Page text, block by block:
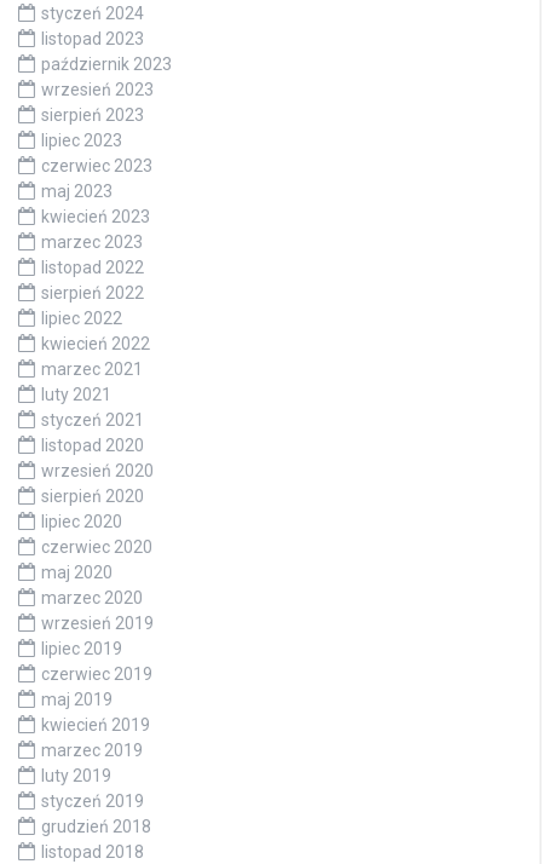
styczeń 2024
listopad 2023
październik 2023
wrzesień 2023
sierpień 2023
lipiec 2023
czerwiec 2023
maj 2023
kwiecień 2023
marzec 2023
listopad 2022
sierpień 2022
lipiec 2022
kwiecień 2022
marzec 2021
luty 2021
styczeń 2021
listopad 2020
wrzesień 2020
sierpień 2020
lipiec 2020
czerwiec 2020
maj 2020
marzec 2020
wrzesień 2019
lipiec 2019
czerwiec 2019
maj 2019
kwiecień 2019
marzec 2019
luty 2019
styczeń 2019
grudzień 2018
listopad 2018